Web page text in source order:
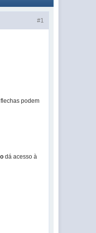
#1
podem
dá acesso à